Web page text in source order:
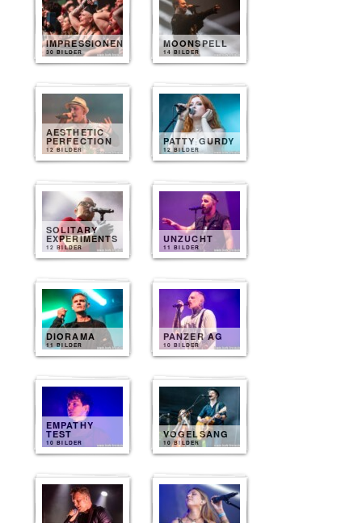
IMPRESSIONEN
30 BILDER
MOONSPELL
14 BILDER
AESTHETIC
PERFECTION
12 BILDER
PATTY GURDY
12 BILDER
SOLITARY
EXPERIMENTS
12 BILDER
UNZUCHT
11 BILDER
DIORAMA
11 BILDER
PANZER AG
10 BILDER
EMPATHY
TEST
10 BILDER
VOGELSANG
10 BILDER